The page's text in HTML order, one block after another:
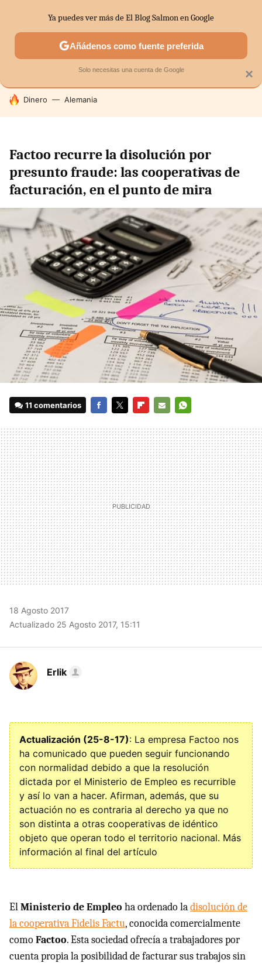
SECTORES ECONOMÍA DOMÉSTICA MERCADOS
HOY SE HABLA DE
Dinero Alemania
Factoo recurre la disolución por
presunto fraude: las cooperativas de
facturación, en el punto de mira
11 comentarios
MAIL
18 Agosto 2017
Actualizado 25 Agosto 2017, 15:11
Erlik
Actualización (25-8-17): La empresa Factoo nos
ha comunicado que pueden seguir funcionando
con normalidad debido a que la resolución
dictada por el Ministerio de Empleo es recurrible
y así lo van a hacer. Afirman, además, que su
actuación no es contraria al derecho ya que no
son distinta a otras cooperativas de idéntico
objeto que operan todo el territorio nacional. Más
información al final del artículo
ElMinisterio de Empleo ha ordenado ladisolución de
la cooperativa Fidelis Factu, conocida comercialmente
comoFactoo. Esta sociedad ofrecía a trabajadores por
cuenta propia la posibilidad de facturar sus trabajos sin
×
Ya puedes ver más de El Blog Salmon en Google
Añádenos como fuente preferida
Solo necesitas una cuenta de Google